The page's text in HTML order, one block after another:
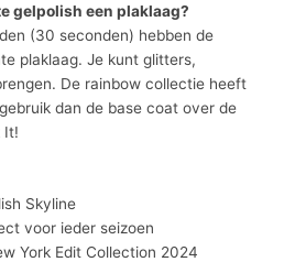
gelpolish een plaklaag?
(30 seconden) hebben de
plaklaag. Je kunt glitters,
De rainbow collectie heeft
dan de base coat over de
It!
Skyline
voor ieder seizoen
York Edit Collection 2024